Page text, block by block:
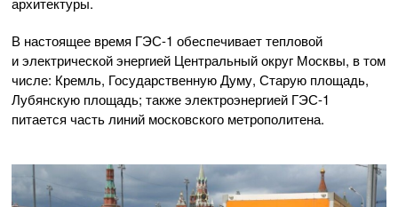
В настоящее время ГЭС-1 обеспечивает тепловой
и электрической энергией Центральный округ Москвы, в том
числе: Кремль, Государственную Думу, Старую площадь,
Лубянскую площадь; также электроэнергией ГЭС-1
питается часть линий московского метрополитена.